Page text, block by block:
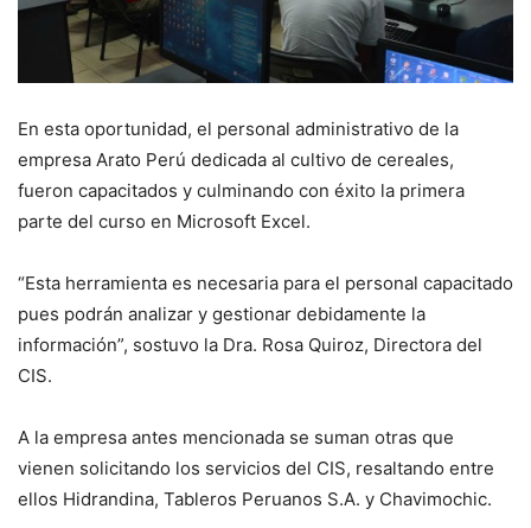
En esta oportunidad, el personal administrativo de la
empresa Arato Perú dedicada al cultivo de cereales,
fueron capacitados y culminando con éxito la primera
parte del curso en Microsoft Excel.
“Esta herramienta es necesaria para el personal capacitado
pues podrán analizar y gestionar debidamente la
información”, sostuvo la Dra. Rosa Quiroz, Directora del
CIS.
A la empresa antes mencionada se suman otras que
vienen solicitando los servicios del CIS, resaltando entre
ellos Hidrandina, Tableros Peruanos S.A. y Chavimochic.